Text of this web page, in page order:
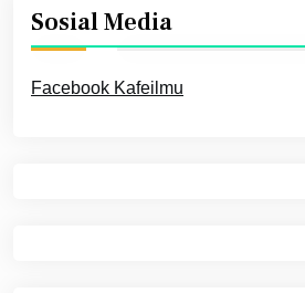
Sosial Media
Facebook Kafeilmu